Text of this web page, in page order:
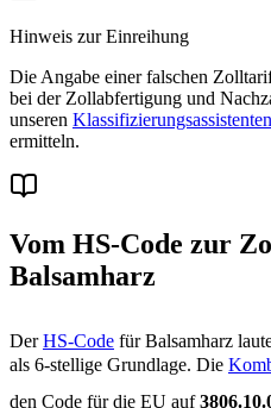
Hinweis zur Einreihung
Die Angabe einer falschen
bei der Zollabfertigung und
unseren Klassifizierungsassistenten
ermitteln.
Vom HS-Code zur
Balsamharz
DerHS-Code für Balsamharz
als 6-stellige Grundlage. Die
den Code für die EU auf